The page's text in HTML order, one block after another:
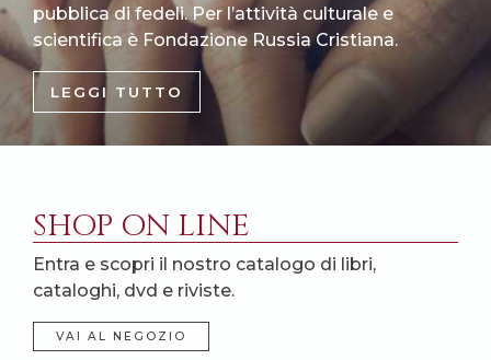
pubblica di fedeli. Per l’attività culturale e
scientifica è Fondazione Russia Cristiana.
LEGGI TUTTO
SHOP ON LINE
Entra e scopri il nostro catalogo di libri,
cataloghi, dvd e riviste.
VAI AL NEGOZIO